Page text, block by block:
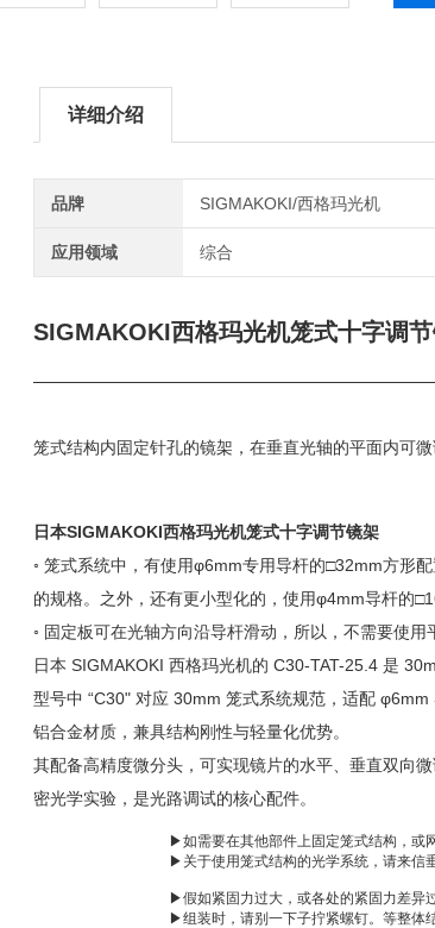
详细介绍
品牌 SIGMAKOKI/西格玛光机
应用领域 综合
SIGMAKOKI西格玛光机笼式十字调
笼式结构内固定针孔的镜架，在垂直光轴的平面内可微
日本SIGMAKOKI西格玛光机笼式十字调节镜架
◦ 笼式系统中，有使用φ6mm专用导杆的□32mm方形
的规格。之外，还有更小型化的，使用φ4mm导杆的
◦ 固定板可在光轴方向沿导杆滑动，所以，不需要使用
日本 SIGMAKOKI 西格玛光机的 C30-TAT-25.4 是
型号中 “C30" 对应 30mm 笼式系统规范，适配
铝合金材质，兼具结构刚性与轻量化优势。
其配备高精度微分头，可实现镜片的水平、垂直双向
密光学实验，是光路调试的核心配件。
▶如需要在其他部件上固定笼式结构，或
▶关于使用笼式结构的光学系统，请来信
▶假如紧固力过大，或各处的紧固力差异
▶组装时，请别一下子拧紧螺钉。等整体